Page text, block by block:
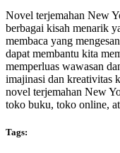
Novel terjemahan New
berbagai kisah menarik
membaca yang
dapat membantu kita
memperluas wawasan
imajinasi dan kreativitas
novel terjemahan New
toko buku, toko online,
Tags: